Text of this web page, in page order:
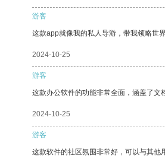
游客
这款app就像我的私人导游，带我领略世
2024-10-25
游客
这款办公软件的功能非常全面，涵盖了文
2024-10-25
游客
这款软件的社区氛围非常好，可以与其他